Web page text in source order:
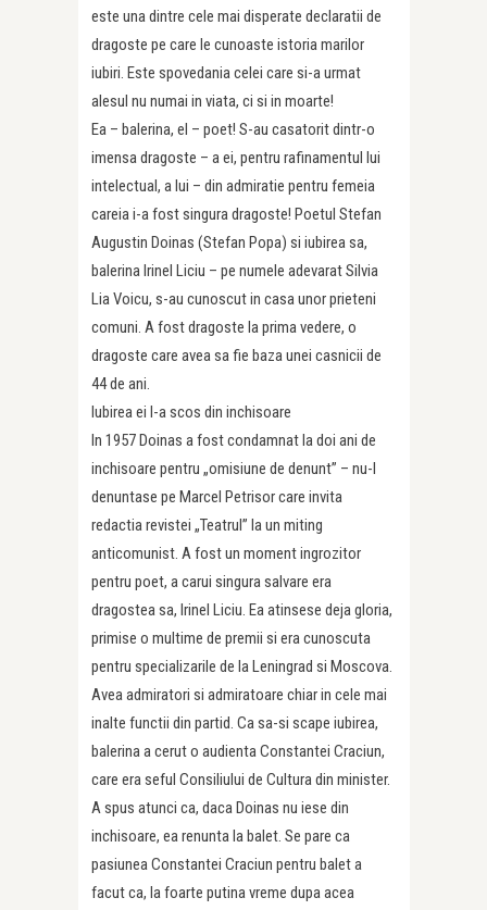
este una dintre cele mai disperate declaratii de
dragoste pe care le cunoaste istoria marilor
iubiri. Este spovedania celei care si-a urmat
alesul nu numai in viata, ci si in moarte!
Ea – balerina, el – poet! S-au casatorit dintr-o
imensa dragoste – a ei, pentru rafinamentul lui
intelectual, a lui – din admiratie pentru femeia
careia i-a fost singura dragoste! Poetul Stefan
Augustin Doinas (Stefan Popa) si iubirea sa,
balerina Irinel Liciu – pe numele adevarat Silvia
Lia Voicu, s-au cunoscut in casa unor prieteni
comuni. A fost dragoste la prima vedere, o
dragoste care avea sa fie baza unei casnicii de
44 de ani.
Iubirea ei l-a scos din inchisoare
In 1957 Doinas a fost condamnat la doi ani de
inchisoare pentru „omisiune de denunt” – nu-l
denuntase pe Marcel Petrisor care invita
redactia revistei „Teatrul” la un miting
anticomunist. A fost un moment ingrozitor
pentru poet, a carui singura salvare era
dragostea sa, Irinel Liciu. Ea atinsese deja gloria,
primise o multime de premii si era cunoscuta
pentru specializarile de la Leningrad si Moscova.
Avea admiratori si admiratoare chiar in cele mai
inalte functii din partid. Ca sa-si scape iubirea,
balerina a cerut o audienta Constantei Craciun,
care era seful Consiliului de Cultura din minister.
A spus atunci ca, daca Doinas nu iese din
inchisoare, ea renunta la balet. Se pare ca
pasiunea Constantei Craciun pentru balet a
facut ca, la foarte putina vreme dupa acea